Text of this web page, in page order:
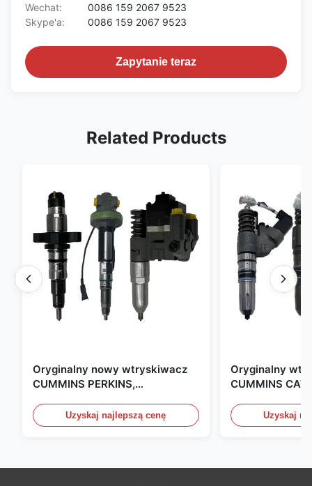
Wechat:
0086 159 2067 9523
Skype'a:
0086 159 2067 9523
Zapytanie teraz
Related Products
Oryginalny nowy wtryskiwacz
CUMMINS PERKINS,
CAT, CUMMINS, Pkerins Dealer,
wszystko jest oryginalnie nowe
Uzyskaj najlepszą cenę
Oryginalny
CUMMINS CAT
Zjednoczonych.
Uzyskaj